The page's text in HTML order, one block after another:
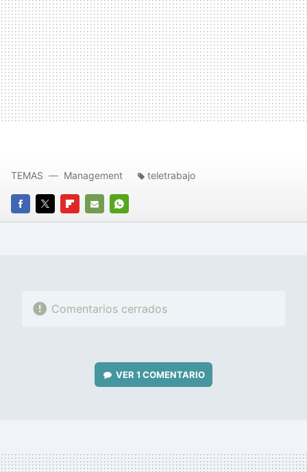
FACEBOOK
TWITTERFLIPBOARD
E-
WHATSAPP
TEMAS Management teletrabajo
Comentarios cerrados
VER 1 COMENTARIO